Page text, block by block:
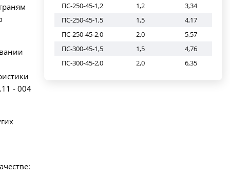
- 004
ПС-250-45-1,2
1,2
3,34
ПС-250-45-1,5
1,5
4,17
ПС-250-45-2,0
2,0
5,57
ПС-300-45-1,5
1,5
4,76
ПС-300-45-2,0
2,0 6,35